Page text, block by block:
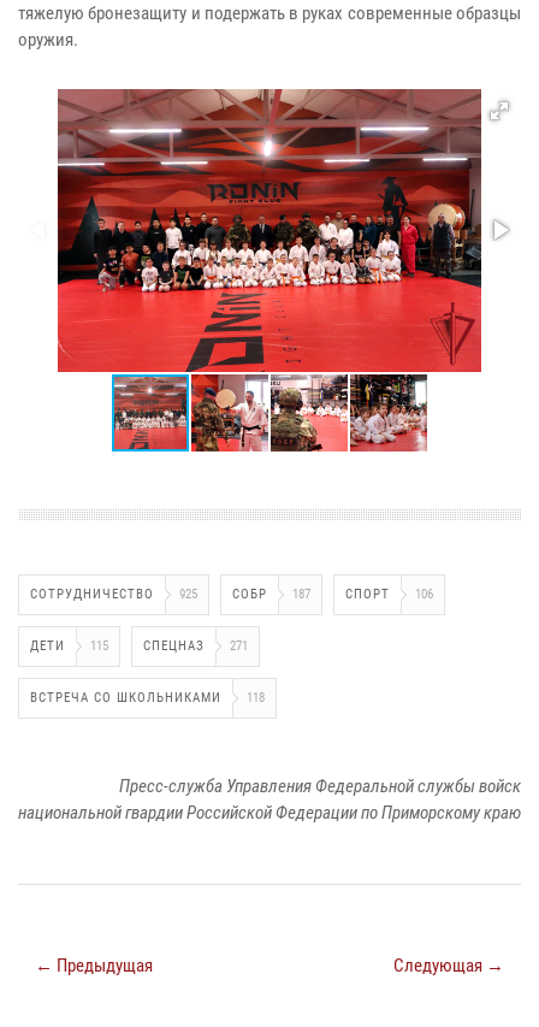
тяжелую бронезащиту и подержать в руках современные образцы
оружия.
СОТРУДНИЧЕСТВО 925 СОБР 187 СПОРТ 106
ДЕТИ 115 СПЕЦНАЗ 271
ВСТРЕЧА СО ШКОЛЬНИКАМИ 118
Пресс-служба Управления Федеральной службы войск
национальной гвардии Российской Федерации по Приморскому краю
← Предыдущая Следующая →